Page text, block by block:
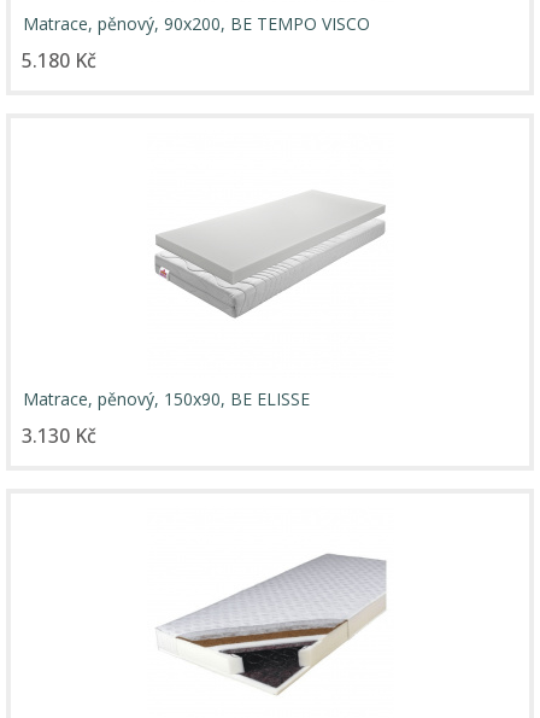
Matrace, pěnový, 90x200, BE TEMPO VISCO
5.180 Kč
Matrace, pěnový, 150x90, BE ELISSE
3.130 Kč